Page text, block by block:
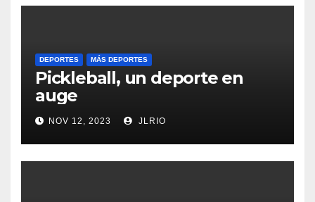
DEPORTES MÁS DEPORTES
Pickleball, un deporte en
auge
NOV 12, 2023 JLRIO